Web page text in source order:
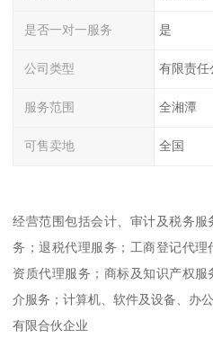
是否一对一服务 是
公司类型
服务范围 全湘潭
可售卖地 全国
经营范围包括会计、审计及税务
务；退税代理服务；工商登记代
资质代理服务；商标及知识产权
介服务；计算机、软件及设备、办公
有限合伙企业